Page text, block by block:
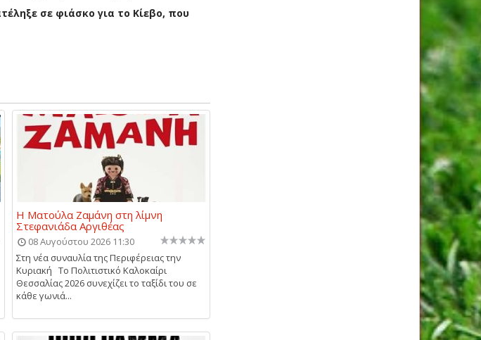
σε φιάσκο για το Κίεβο, που
Η Ματούλα Ζαμάνη στη λίμνη
Στεφανιάδα Αργιθέας
08 Αυγούστου 2026 11:30
Στη νέα συναυλία της Περιφέρειας την
Κυριακή Το Πολιτιστικό Καλοκαίρι
Θεσσαλίας 2026 συνεχίζει το ταξίδι του σε
κάθε γωνιά...